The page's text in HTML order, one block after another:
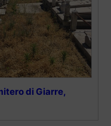
di Giarre,